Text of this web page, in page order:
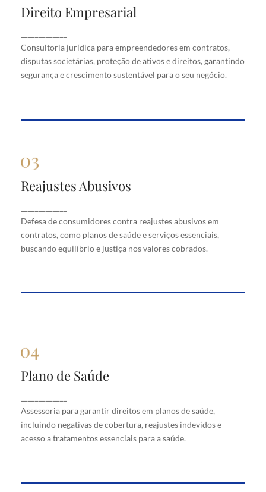
Direito Empresarial
Consultoria jurídica para empreendedores em contratos,
disputas societárias, proteção de ativos e direitos, garantindo
segurança e crescimento sustentável para o seu negócio.
Direito Empresarial
contratos, disputas societárias, proteção de ativos
e direitos, garantindo segurança e crescimento
sustentável para o seu negócio.
Reajustes Abusivos
Defesa de consumidores contra reajustes abusivos em
contratos, como planos de saúde e serviços essenciais,
buscando equilíbrio e justiça nos valores cobrados.
Reajustes Abusivos
em contratos, como planos de saúde e serviços
essenciais, buscando equilíbrio e justiça nos valores
cobrados.
Plano de Saúde
Assessoria para garantir direitos em planos de saúde,
incluindo negativas de cobertura, reajustes indevidos e
acesso a tratamentos essenciais para a saúde.
Plano de Saúde
saúde, incluindo negativas de cobertura, reajustes
indevidos e acesso a tratamentos essenciais para a
saúde.